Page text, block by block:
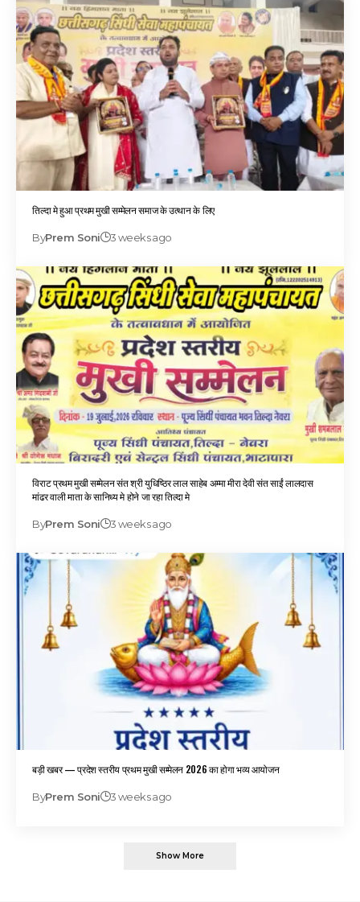
तिल्दा मे हुआ प्रथम मुखी सम्मेलन समाज के उत्थान के लिए
ByPrem Soni 3 weeks ago
विराट प्रथम मुखी सम्मेलन संत श्री युधिष्ठिर लाल साहेब अम्मा मीरा देवी संत साईं लालदास
मांढर वाली माता के सानिध्य मे होने जा रहा तिल्दा मे
ByPrem Soni 3 weeks ago
बड़ी खबर — प्रदेश स्तरीय प्रथम मुखी सम्मेलन 2026 का होगा भव्य आयोजन
ByPrem Soni 3 weeks ago
Show More